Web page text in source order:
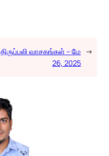
திருப்பலி வாசகங்கள் – மே
26, 2025
→